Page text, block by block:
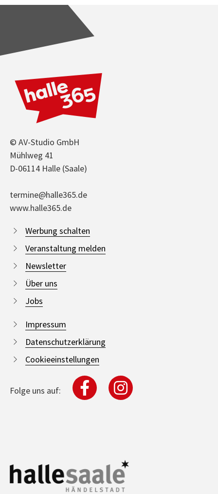
© AV-Studio GmbH
Mühlweg 41
D-06114 Halle (Saale)
termine@halle365.de
www.halle365.de
Werbung schalten
Veranstaltung melden
Newsletter
Über uns
Jobs
Impressum
Datenschutzerklärung
Cookieeinstellungen
Folge uns auf: